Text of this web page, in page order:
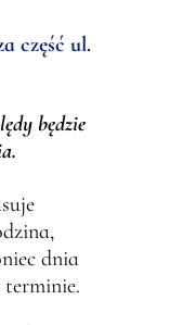
część ul.
będzie
dnia